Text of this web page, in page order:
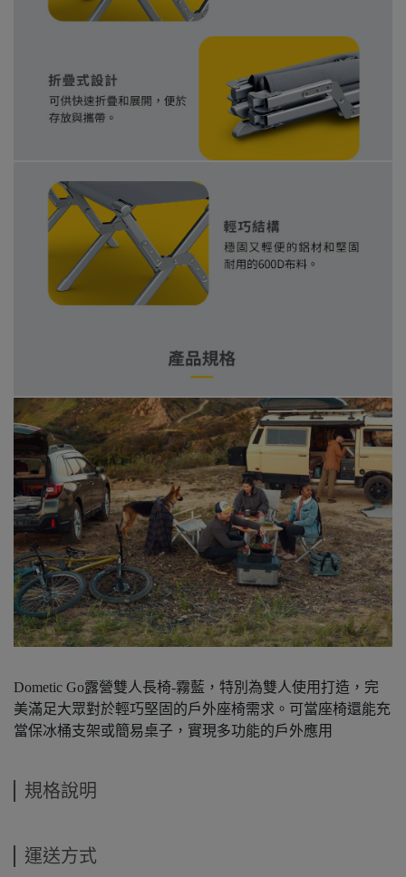
Dometic Go露營雙人長椅-霧藍，特別為雙人使用打造，完
美滿足大眾對於輕巧堅固的戶外座椅需求。可當座椅還能充
當保冰桶支架或簡易桌子，實現多功能的戶外應用
規格說明
運送方式